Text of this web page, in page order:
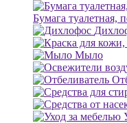
Бумага туалетная,
Мыло